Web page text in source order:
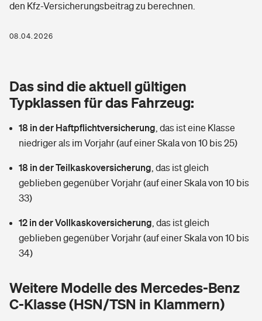
Rentenrechner: Wie viel Geld bekomme ich im Alter?
Wer versichert was: Jetzt Versicherer finden
Photovoltaik
Wärmepumpen versichern
Vermieterrrechtsschutz
Mietkautionsversicherung
Zur Übersicht
Tools
Wer versichert was: Jetzt Versicherer finden
Kinderunfall­ver­si­che­rung
Reiseversicherung
Handyversicherung
Musikinstrumentenversicherung
Private Krankenversicherung
Tierkrankenversicherung
Zur Übersicht
Tools
Sie haben Fragen?
den Kfz-Versicherungsbeitrag zu berechnen.
08.04.2026
Das sind die aktuell gültigen
Typklassen für das Fahrzeug:
18 in der Haftpflichtversicherung das ist eine Klasse
niedriger als im Vorjahr (auf einer Skala von 10 bis 25)
18 in der Teilkaskoversicherung das ist gleich
geblieben gegenüber Vorjahr (auf einer Skala von 10 bis
33)
12 in der Vollkaskoversicherung das ist gleich
geblieben gegenüber Vorjahr (auf einer Skala von 10 bis
34)
Weitere Modelle des Mercedes-Benz
C-Klasse (HSN/TSN in Klammern)